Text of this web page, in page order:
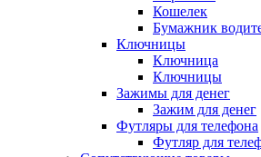
Кошелек
Бумажник
Ключницы
Ключница
Ключницы
Зажимы для денег
Зажим для денег
Футляры для телефона
Футляр для